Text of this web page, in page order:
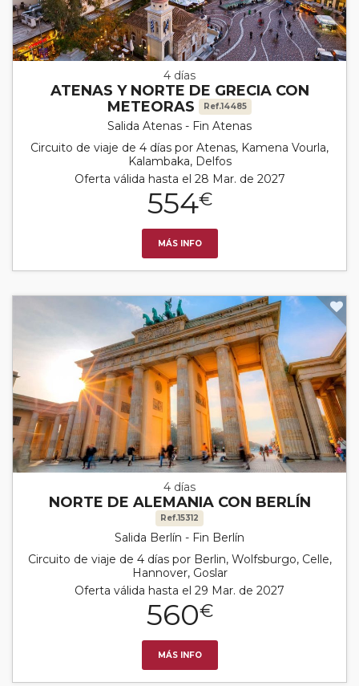
4 días
ATENAS Y NORTE DE GRECIA CON
METEORAS
Ref.14485
Salida Atenas - Fin Atenas
Circuito de viaje de 4 días por Atenas, Kamena Vourla,
Kalambaka, Delfos
Oferta válida hasta el 28 Mar. de 2027
554€
MÁS INFO
4 días
NORTE DE ALEMANIA CON BERLÍN
Ref.15312
Salida Berlín - Fin Berlín
Circuito de viaje de 4 días por Berlin, Wolfsburgo, Celle,
Hannover, Goslar
Oferta válida hasta el 29 Mar. de 2027
560€
MÁS INFO